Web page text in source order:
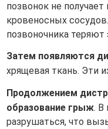
позвонок не
кровеносных
позвоночника теряют
Затем появляются
хрящевая ткань. Эти
Продолжением
образование грыж. В
разрушаться, что